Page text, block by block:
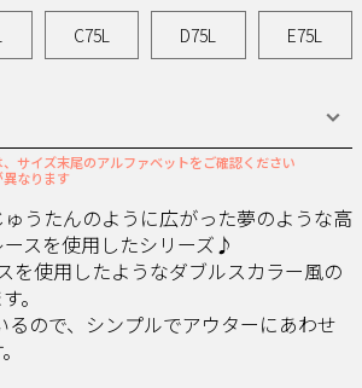
サイズ末尾のアルファベットをご確認ください
なります
うたんのように広がった夢のような高
スを使用したシリーズ♪
を使用したようなダブルスカラー風の
。
ので、シンプルでアウターにあわせ
C75L D75L E75L